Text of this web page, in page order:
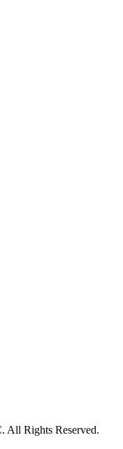
All Rights Reserved.